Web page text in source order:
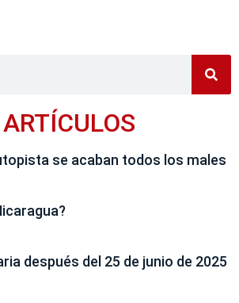
se acaban todos los males
después del 25 de junio de 2025